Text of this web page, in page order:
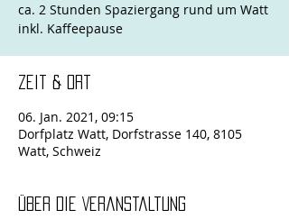
ca. 2 Stunden Spaziergang rund um Watt
inkl. Kaffeepause
Zeit & Ort
06. Jan. 2021, 09:15
Dorfplatz Watt, Dorfstrasse 140, 8105
Watt, Schweiz
Über die Veranstaltung